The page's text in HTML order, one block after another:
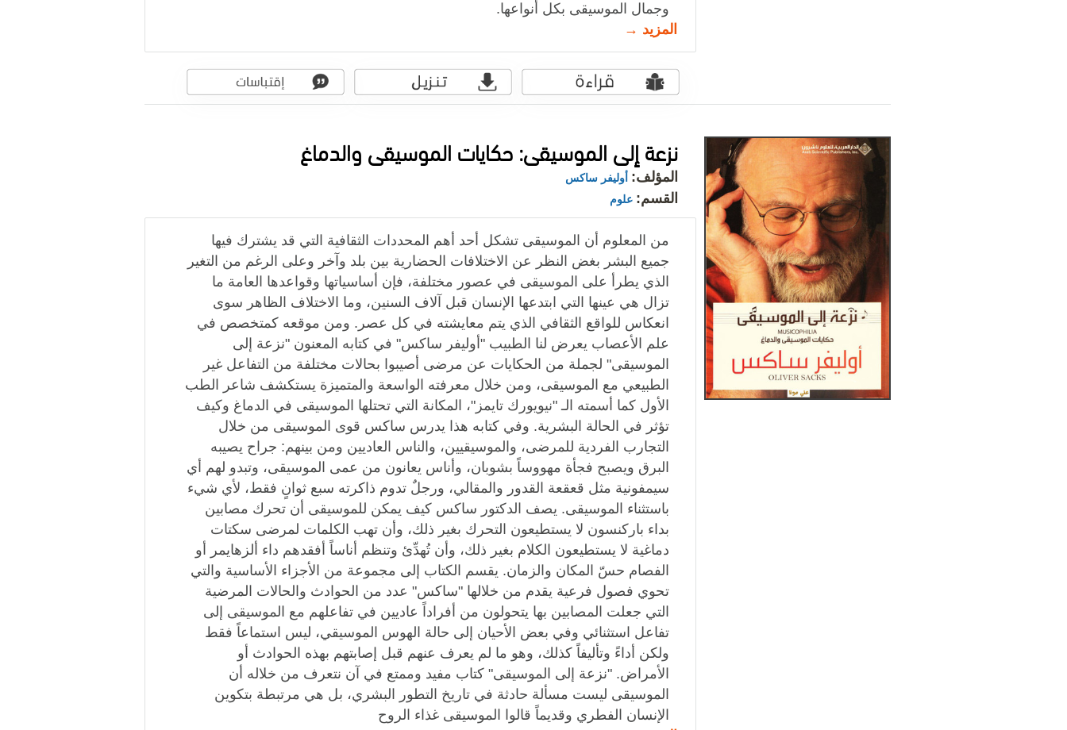
وجمال الموسيقى بكل أنواعها.
المزيد →
نزعة إلى الموسيقى: حكايات الموسيقى والدماغ
المؤلف: أوليفر ساكس
القسم: علوم
من المعلوم أن الموسيقى تشكل أحد أهم المحددات الثقافية التي قد يشترك فيها
جميع البشر بغض النظر عن الاختلافات الحضارية بين بلد وآخر وعلى الرغم من التغير
الذي يطرأ على الموسيقى في عصور مختلفة، فإن أساسياتها وقواعدها العامة ما
تزال هي عينها التي ابتدعها الإنسان قبل آلاف السنين، وما الاختلاف الظاهر سوى
انعكاس للواقع الثقافي الذي يتم معايشته في كل عصر. ومن موقعه كمتخصص في
علم الأعصاب يعرض لنا الطبيب "أوليفر ساكس" في كتابه المعنون "نزعة إلى
الموسيقى" لجملة من الحكايات عن مرضى أصيبوا بحالات مختلفة من التفاعل غير
الطبيعي مع الموسيقى، ومن خلال معرفته الواسعة والمتميزة يستكشف شاعر الطب
الأول كما أسمته الـ "نيويورك تايمز"، المكانة التي تحتلها الموسيقى في الدماغ وكيف
تؤثر في الحالة البشرية. وفي كتابه هذا يدرس ساكس قوى الموسيقى من خلال
التجارب الفردية للمرضى، والموسيقيين، والناس العاديين ومن بينهم: جراح يصيبه
البرق ويصبح فجأة مهووساً بشوبان، وأناس يعانون من عمى الموسيقى، وتبدو لهم أي
سيمفونية مثل قعقعة القدور والمقالي، ورجلٌ تدوم ذاكرته سبع ثوانٍ فقط، لأي شيء
باستثناء الموسيقى. يصف الدكتور ساكس كيف يمكن للموسيقى أن تحرك مصابين
بداء باركنسون لا يستطيعون التحرك بغير ذلك، وأن تهب الكلمات لمرضى سكتات
دماغية لا يستطيعون الكلام بغير ذلك، وأن تُهدِّئ وتنظم أناساً أفقدهم داء ألزهايمر أو
الفصام حسّ المكان والزمان. يقسم الكتاب إلى مجموعة من الأجزاء الأساسية والتي
تحوي فصول فرعية يقدم من خلالها "ساكس" عدد من الحوادث والحالات المرضية
التي جعلت المصابين بها يتحولون من أفراداً عاديين في تفاعلهم مع الموسيقى إلى
تفاعل استثنائي وفي بعض الأحيان إلى حالة الهوس الموسيقي، ليس استماعاً فقط
ولكن أداءً وتأليفاً كذلك، وهو ما لم يعرف عنهم قبل إصابتهم بهذه الحوادث أو
الأمراض. "نزعة إلى الموسيقى" كتاب مفيد وممتع في آن نتعرف من خلاله أن
الموسيقى ليست مسألة حادثة في تاريخ التطور البشري، بل هي مرتبطة بتكوين
الإنسان الفطري وقديماً قالوا الموسيقى غذاء الروح